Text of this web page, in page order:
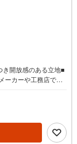
き開放感のある立地■
ーカーや工務店で自
家デパ 松屋不動産販
・浜松市の4店舗営
ならおまかせくださ
ョン、土地をお客様
！・中古物件のリフ